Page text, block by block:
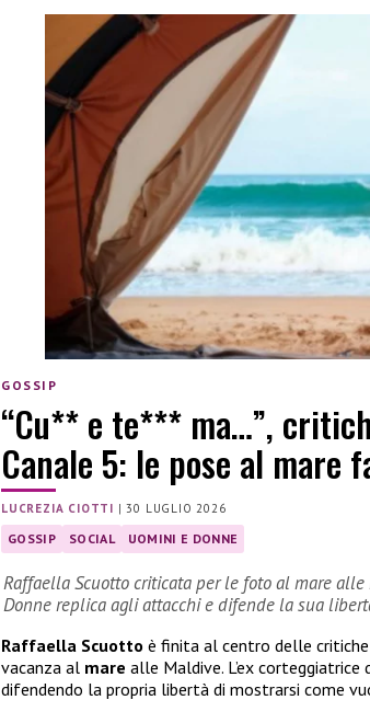
GOSSIP
“Cu** e te*** ma…”,
Canale 5: le pose al mare
LUCREZIA CIOTTI |30 LUGLIO 2026
GOSSIP SOCIAL UOMINI E DONNE
Raffaella Scuotto criticata per le foto al mare
Donne replica agli attacchi e difende la sua
Raffaella Scuotto è finita al centro delle
vacanza al mare alle Maldive. L’ex corteggiatrice
difendendo la propria libertà di mostrarsi come